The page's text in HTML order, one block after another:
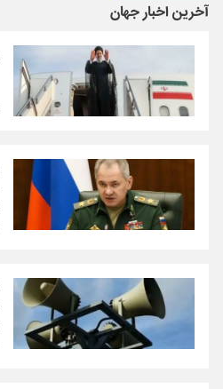
آخرین اخبار جهان